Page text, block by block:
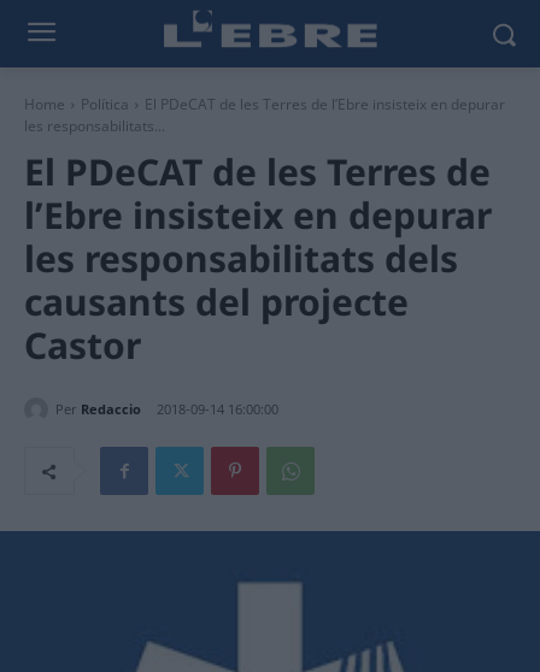
Home Política
El PDeCAT de les Terres de l’Ebre insisteix en depurar
les responsabilitats...
El PDeCAT de les Terres de
l’Ebre insisteix en depurar
les responsabilitats dels
causants del projecte
Castor
Per Redaccio 2018-09-14 16:00:00